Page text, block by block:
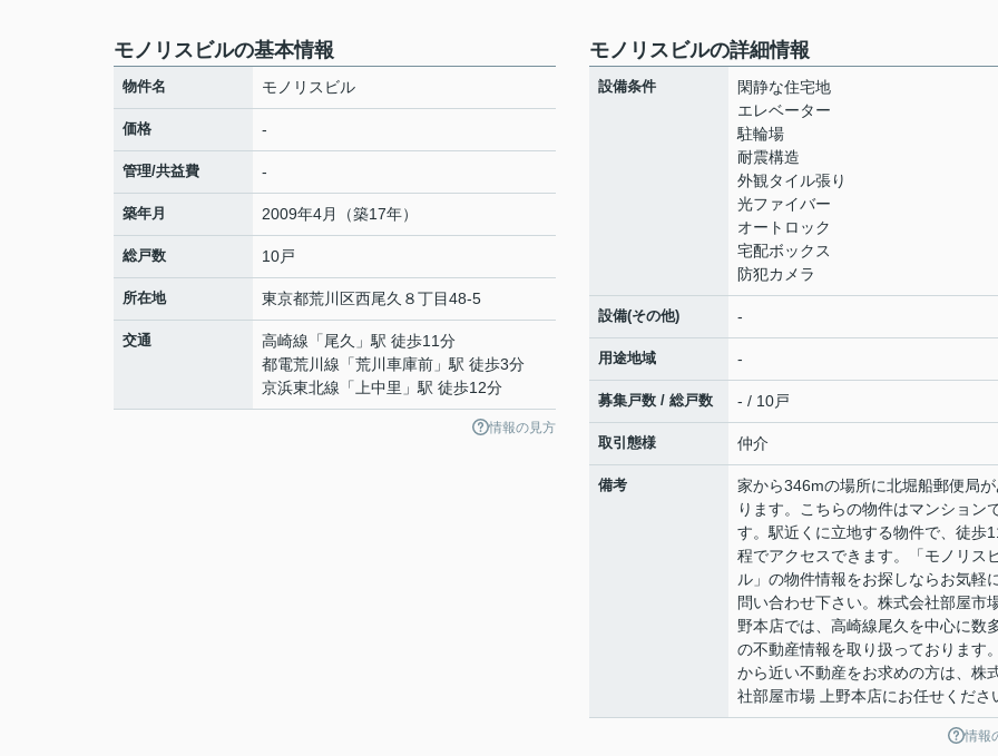
モノリスビルの基本情報
物件名 モノリスビル
価格 -
管理/共益費 -
築年月 2009年4月（築17年）
総戸数 10戸
所在地 東京都荒川区西尾久 ８丁目48-5
交通 高崎線 「尾久 」駅 徒歩11分
都電荒川線 「荒川車庫前 」駅 徒歩3分
京浜東北線 「 上中里 」駅 徒歩12分
情報の見方
モノリスビルの詳細情報
設備条件
閑静な住宅地
エレベーター
駐輪場
耐震構造
外観タイル張り
光ファイバー
オートロック
宅配ボックス
防犯カメラ
設備(その他) -
用途地域 -
募集戸数 / 総戸数 - / 10戸
取引態様 仲介
備考
家から346mの場所に北堀船郵便局
ります。こちらの物件はマンション
す。駅近くに立地する物件で、徒歩
程でアクセスできます。「モノリス
ル」の物件情報をお探しならお気軽
問い合わせ下さい。株式会社部屋市
野本店では、高崎線尾久を中心に数
の不動産情報を取り扱っております
から近い不動産をお求めの方は、株
社部屋市場 上野本店にお任せくださ
情報